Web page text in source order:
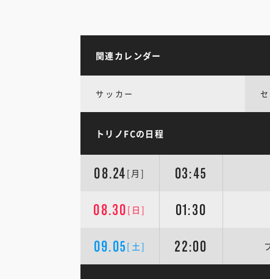
関連カレンダー
サッカー
トリノFCの日程
08.24 [月] 03:45
08.30 [日] 01:30
09.05 [土] 22:00